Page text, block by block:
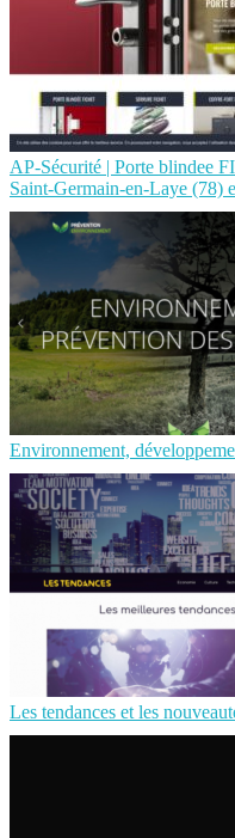
AP-Sécurité | Porte blindee
Saint-Germain-en-Laye (78)
Environnement,
Les tendances et les